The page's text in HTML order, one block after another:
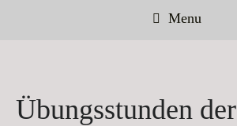
Menu
Übungsstunden der